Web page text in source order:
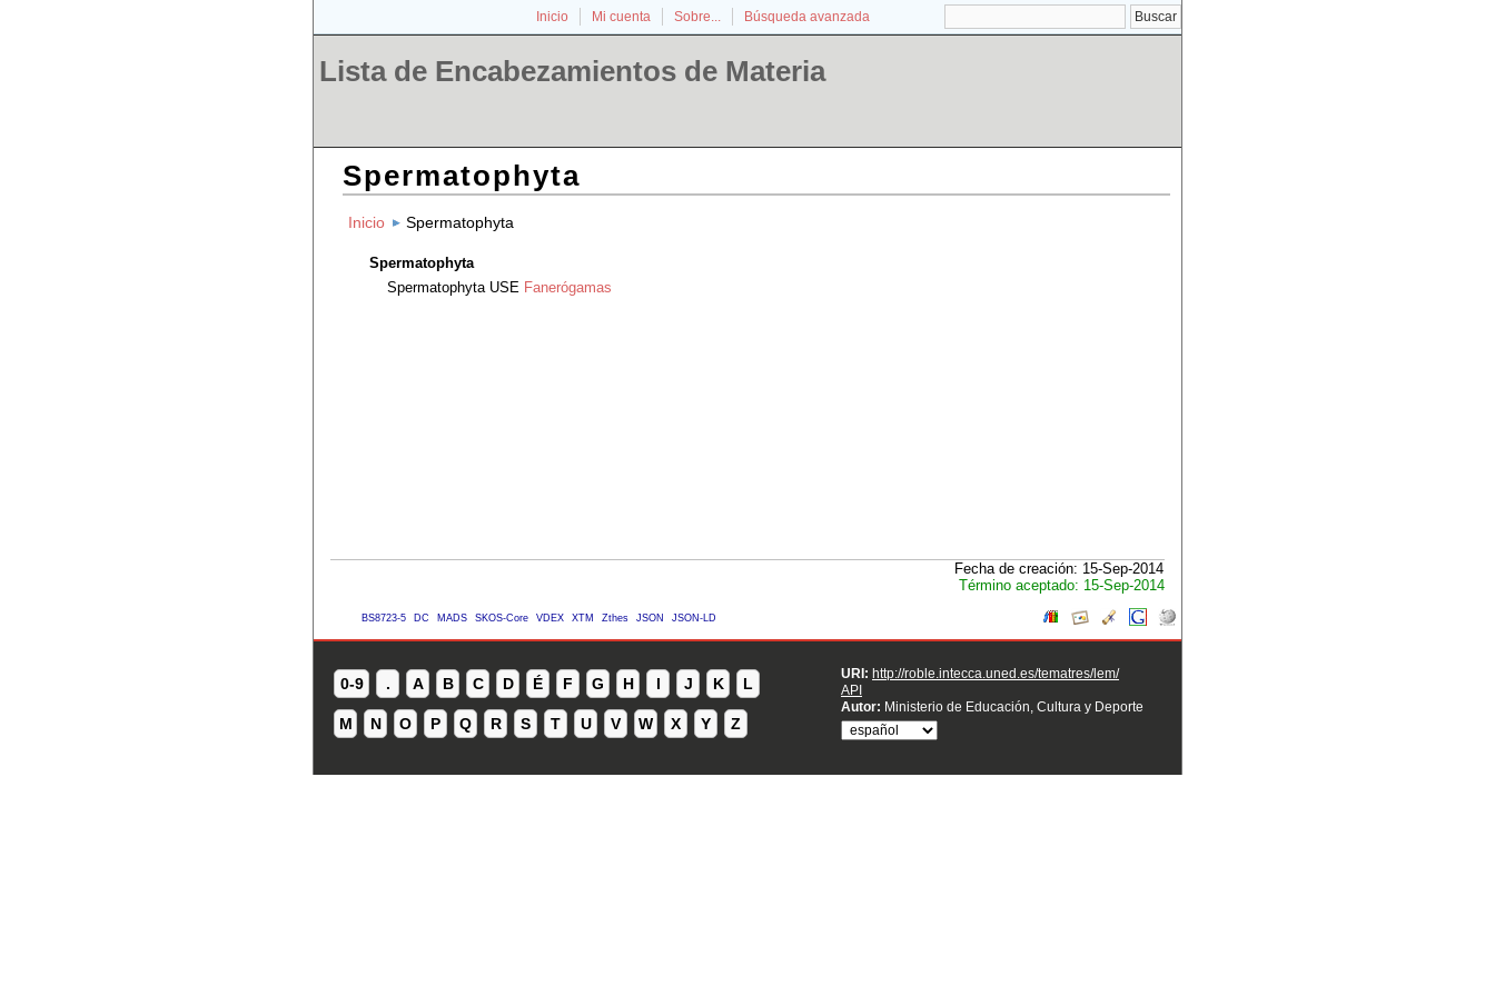
Inicio Mi cuenta Sobre... Búsqueda avanzada
Lista de Encabezamientos de Materia
Spermatophyta
Inicio Spermatophyta
Spermatophyta
SpermatophytaUSE Fanerógamas
Fecha de creación: 15-Sep-2014
Término aceptado: 15-Sep-2014
BS8723-5 DC MADS SKOS-Core VDEX XTM Zthes JSON JSON-LD
0-9 . A B C D É F G H I J K L
M N O P Q R S T U V W X Y Z
URI: http://roble.intecca.uned.es/tematres/lem/
API
Autor: Ministerio de Educación, Cultura y Deporte